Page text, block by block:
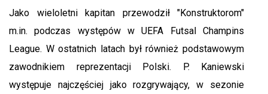
Jako wieloletni kapitan przewodził "Konstruktorom"
m.in. podczas występów w UEFA Futsal Champins
League. W ostatnich latach był również podstawowym
zawodnikiem reprezentacji Polski. P. Kaniewski
występuje najczęściej jako rozgrywający, w sezonie